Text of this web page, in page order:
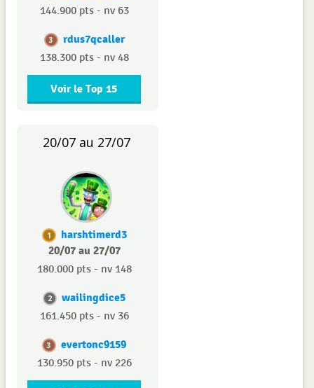
144.900 pts - nv 63
3 rdus7qcaller
138.300 pts - nv 48
Voir le Top 15
20/07 au 27/07
1
harshtimerd3
20/07 au 27/07
180.000 pts - nv 148
2 wailingdice5
161.450 pts - nv 36
3 evertonc9159
130.950 pts - nv 226